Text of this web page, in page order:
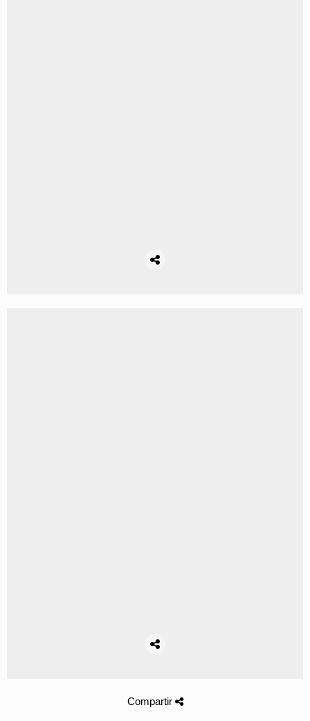
Compartir